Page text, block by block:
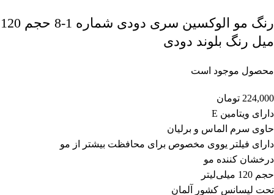
رنگ مو الوکسین سری دودی شماره 1-8 حجم 120
میل رنگ بلوند دودی
محصول موجود است
224,000 تومان
دارای ویتامین E
حاوی سرم الماس و برلیان
دارای فیلتر یووی مخصوص برای محافظت بیشتر از مو
درخشان کننده مو
حجم 120 میلی‌لیتر
تحت لیسانس کشور آلمان